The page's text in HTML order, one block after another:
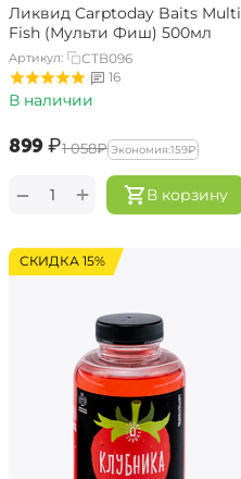
Ликвид Carptoday Baits Multi
Fish (Мульти Фиш) 500мл
Артикул:
CTB096
16
В наличии
‍899‍₽‍1 058‍₽ Экономия:‍159‍₽
В корзину
+
−
СКИДКА 15%